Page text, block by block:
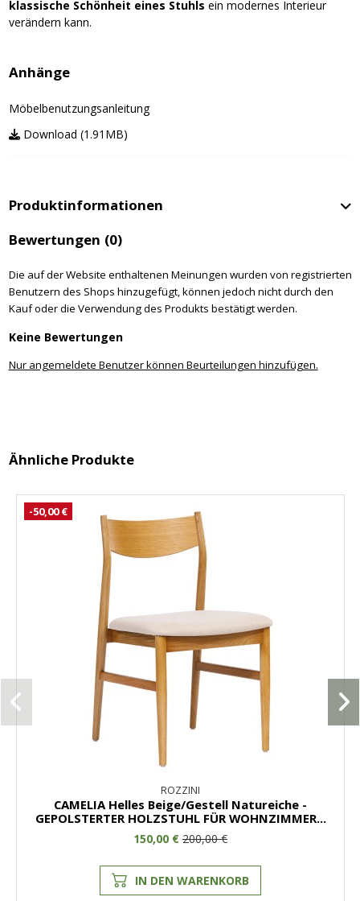
klassische Schönheit eines Stuhls ein modernes Interieur
verändern kann.
Anhänge
Möbelbenutzungsanleitung
Download (1.91MB)
Produktinformationen
Bewertungen (0)
Die auf der Website enthaltenen Meinungen wurden von registrierten
Benutzern des Shops hinzugefügt, können jedoch nicht durch den
Kauf oder die Verwendung des Produkts bestätigt werden.
Keine Bewertungen
Nur angemeldete Benutzer können Beurteilungen hinzufügen.
Ähnliche Produkte
-50,00 €
ROZZINI
CAMELIA Helles Beige/Gestell Natureiche -
GEPOLSTERTER HOLZSTUHL FÜR WOHNZIMMER...
150,00 € 200,00 €
IN DEN WARENKORB